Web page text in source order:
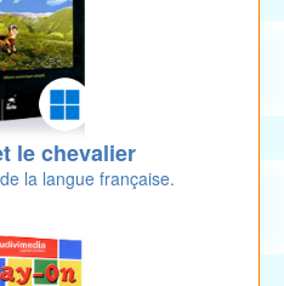
le chevalier
la langue française.